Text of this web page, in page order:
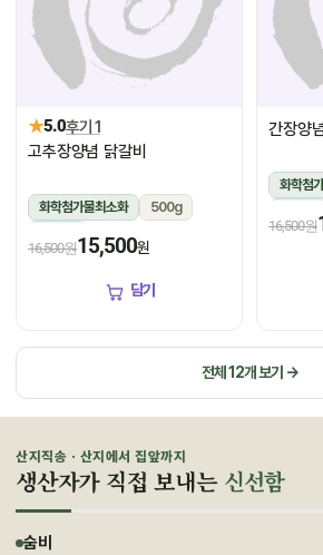
★5.0후기 1
고추장양념 닭갈비
화학첨가물최소화
500g
16,500원15,500원
담기
간장양
화학첨
16,500원
전체 12개 보기 →
산지직송 · 산지에서 집앞까지
생산자가 직접 보내는 신선함
숨비